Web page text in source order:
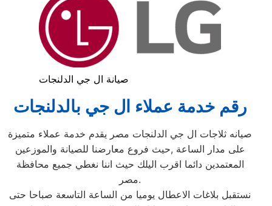
صيانة ال جي الدلنجات
رقم خدمة عملاء ال جي بالدلنجات
صيانه ثلاجات ال جي الدلنجات مصر يقدم خدمة عملاء متميزة
على مدار الساعة ,حيث فروع معارضنا للصيانة والموزعين
المعتمدين دائما اقرب اليلك حيث اننا نغطي جميع محافظة
مصر.
نستقبل بلاغات الاعطال يوميا من الساعة التاسعة صباحا حتى